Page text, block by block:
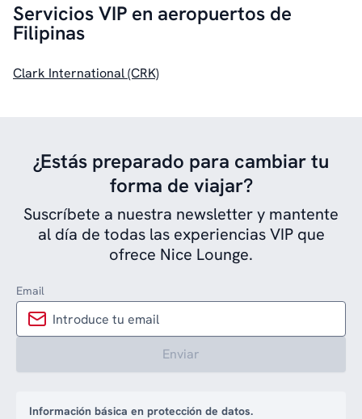
Servicios VIP en aeropuertos de
Filipinas
Clark International (CRK)
¿Estás preparado para cambiar tu
forma de viajar?
Suscríbete a nuestra newsletter y mantente
al día de todas las experiencias VIP que
ofrece Nice Lounge.
Email
Enviar
Información básica en protección de datos.